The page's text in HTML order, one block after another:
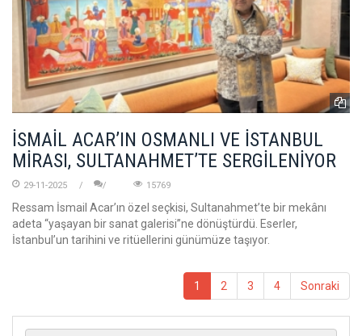
İSMAİL ACAR’IN OSMANLI VE İSTANBUL
MİRASI, SULTANAHMET’TE SERGİLENİYOR
29-11-2025 15769
Ressam İsmail Acar’ın özel seçkisi, Sultanahmet’te bir mekânı
adeta “yaşayan bir sanat galerisi”ne dönüştürdü. Eserler,
İstanbul’un tarihini ve ritüellerini günümüze taşıyor.
1 2 3 4 Sonraki